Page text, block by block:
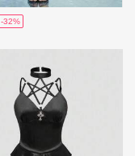
-32%